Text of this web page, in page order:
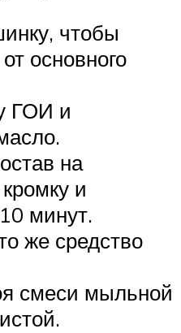
чтобы
основного
ГОИ и
на
и
минут.
же средство
смеси мыльной